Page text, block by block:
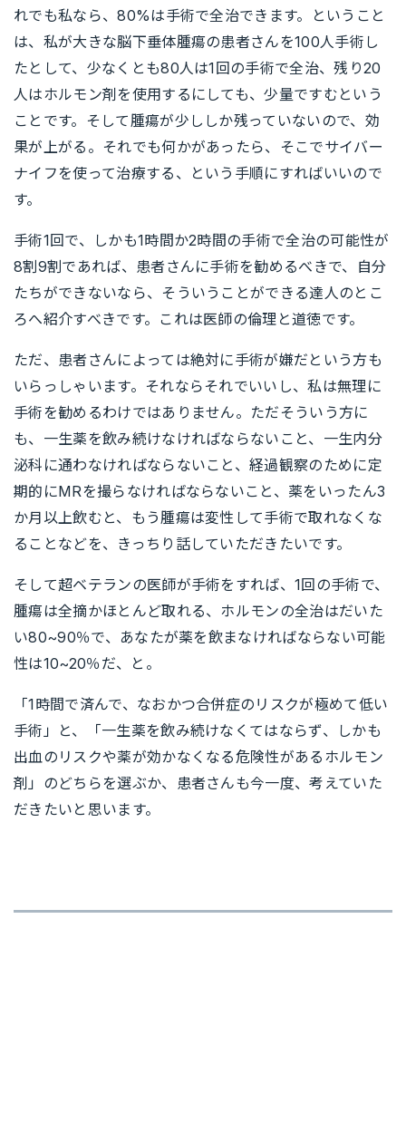
れでも私なら、80%は手術で全治できます。ということ
は、私が大きな脳下垂体腫瘍の患者さんを100人手術し
たとして、少なくとも80人は1回の手術で全治、残り20
人はホルモン剤を使用するにしても、少量ですむという
ことです。そして腫瘍が少ししか残っていないので、効
果が上がる。それでも何かがあったら、そこでサイバー
ナイフを使って治療する、という手順にすればいいので
す。
手術1回で、しかも1時間か2時間の手術で全治の可能性が
8割9割であれば、患者さんに手術を勧めるべきで、自分
たちができないなら、そういうことができる達人のとこ
ろへ紹介すべきです。これは医師の倫理と道徳です。
ただ、患者さんによっては絶対に手術が嫌だという方も
いらっしゃいます。それならそれでいいし、私は無理に
手術を勧めるわけではありません。ただそういう方に
も、一生薬を飲み続けなければならないこと、一生内分
泌科に通わなければならないこと、経過観察のために定
期的にMRを撮らなければならないこと、薬をいったん3
か月以上飲むと、もう腫瘍は変性して手術で取れなくな
ることなどを、きっちり話していただきたいです。
そして超ベテランの医師が手術をすれば、1回の手術で、
腫瘍は全摘かほとんど取れる、ホルモンの全治はだいた
い80~90％で、あなたが薬を飲まなければならない可能
性は10~20％だ、と。
「1時間で済んで、なおかつ合併症のリスクが極めて低い
手術」と、「一生薬を飲み続けなくてはならず、しかも
出血のリスクや薬が効かなくなる危険性があるホルモン
剤」のどちらを選ぶか、患者さんも今一度、考えていた
だきたいと思います。